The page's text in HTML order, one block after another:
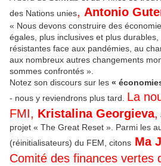
des Nations unies, Antonio
« Nous devons construire des
égales, plus inclusives et plus
résistantes face aux pandémies, au
aux nombreux autres changements
sommes confrontés ».
Notez son discours sur les «
- nous y reviendrons plus tard. La
FMI, Kristalina Georgieva,
projet « The Great Reset ». Parmi les
(réinitialisateurs) du FEM, citons Ma
Comité des finances vertes